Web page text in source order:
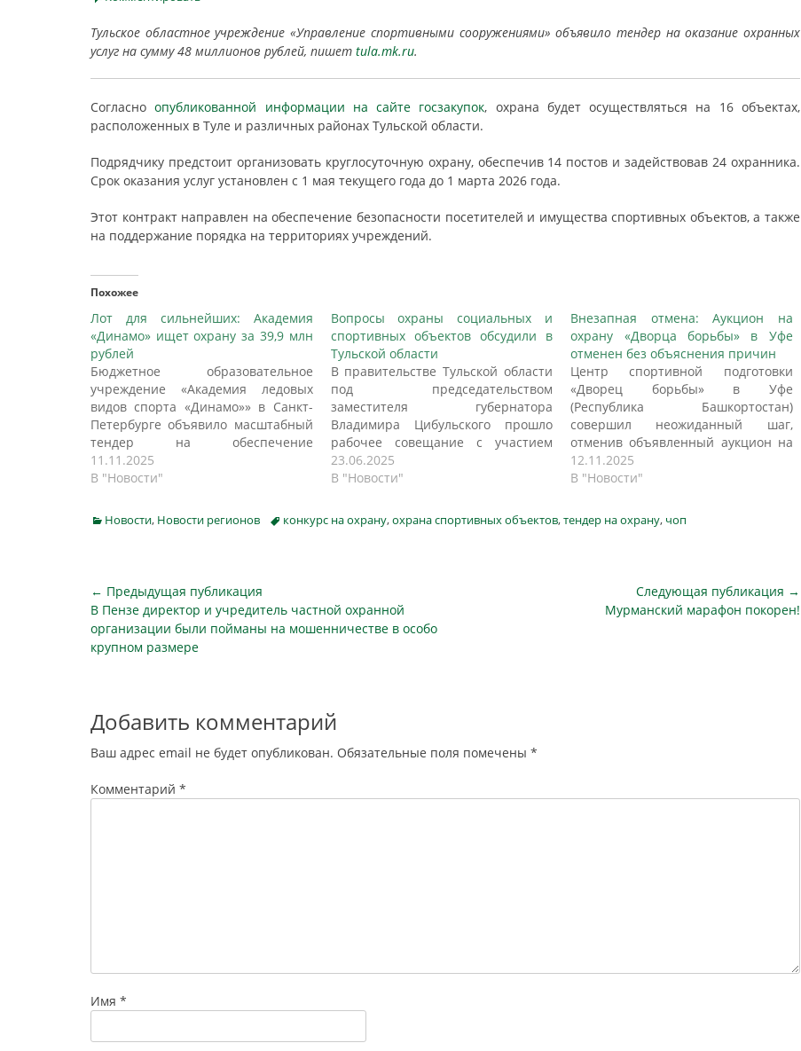
Тульское областное учреждение «Управление спортивными сооружениями» объявило тендер на оказание охранных
услуг на сумму 48 миллионов рублей, пишет tula.mk.ru.
Согласноопубликованной информации на сайте госзакупок, охрана будет осуществляться на 16 объектах,
расположенных в Туле и различных районах Тульской области.
Подрядчику предстоит организовать круглосуточную охрану, обеспечив 14 постов и задействовав 24 охранника.
Срок оказания услуг установлен с 1 мая текущего года до 1 марта 2026 года.
Этот контракт направлен на обеспечение безопасности посетителей и имущества спортивных объектов, а также
на поддержание порядка на территориях учреждений.
Похожее
Лот для сильнейших: Академия
«Динамо» ищет охрану за 39,9 млн
рублей
Бюджетное образовательное
учреждение «Академия ледовых
видов спорта «Динамо»» в Санкт-
Петербурге объявило масштабный
тендер на обеспечение
безопасности своих объектов.
Начальная цена контракта,
госзакупок, составляет почти 40
миллионов рублей — 39,9 млн, что
организации охраны. Согласно
техническому заданию, подрядчику
предстоит решить целый…
11.11.2025
В "Новости"
Вопросы охраны социальных и
спортивных объектов обсудили в
Тульской области
В правительстве Тульской области
под председательством
заместителя губернатора
Владимира Цибульского прошло
рабочее совещание с участием
представителей объединений
частных охранных организаций,
исполнительной власти и
управления Росгвардии по
Порядок заключения контрактов на
охрану социально значимых
объектов, учреждений
23.06.2025
В "Новости"
Внезапная отмена: Аукцион на
охрану «Дворца борьбы» в Уфе
отменен без объяснения причин
Центр спортивной подготовки
«Дворец борьбы» в Уфе
(Республика Башкортостан)
совершил неожиданный шаг,
отменив объявленный аукцион на
оказание охранных услуг для своих
объектов. Решение было
хотя торги были назначены на 19
значительные 15,33 миллиона
рублей. Согласно первоначальной
документации,…
12.11.2025
В "Новости"
Categories
Новости, Новости регионов Tagsконкурс на охрану,охрана спортивных объектов,тендер на охрану, чоп
Навигация
по
записям
← Предыдущая публикация
Предыдущая
публикация
В Пензе директор и учредитель частной охранной
организации были пойманы на мошенничестве в особо
крупном размере
Следующая публикация →
Мурманский марафон покорен!
Добавить комментарий
Ваш адрес email не будет опубликован. Обязательные поля помечены *
Комментарий *
Имя *